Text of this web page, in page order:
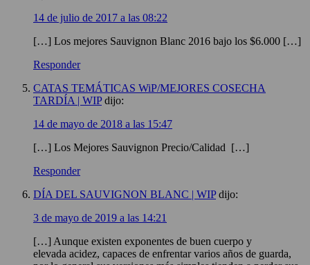
14 de julio de 2017 a las 08:22
[…] Los mejores Sauvignon Blanc 2016 bajo los $6.000 […]
Responder
CATAS TEMÁTICAS WiP/MEJORES COSECHA
TARDÍA | WIP dijo:
14 de mayo de 2018 a las 15:47
[…] Los Mejores Sauvignon Precio/Calidad […]
Responder
DÍA DEL SAUVIGNON BLANC | WIP dijo:
3 de mayo de 2019 a las 14:21
[…] Aunque existen exponentes de buen cuerpo y
elevada acidez, capaces de enfrentar varios años de guarda,